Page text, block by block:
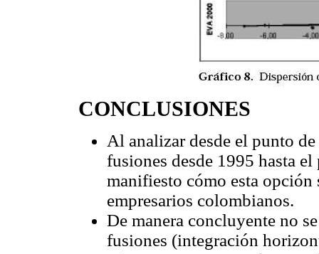
CONCLUSIONES
Al analizar desde el punto
fusiones desde 1995 hasta
manifiesto cómo esta opción
empresarios colombianos.
De manera concluyente no
fusiones (integración